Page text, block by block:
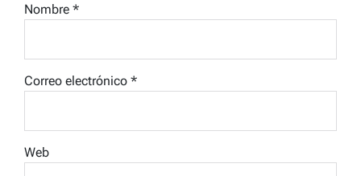
Nombre *
Correo electrónico *
Web